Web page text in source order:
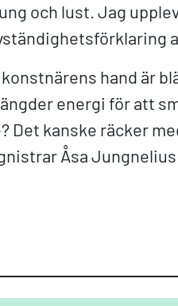
och lust. Jag
hand är
energi för att
Det kanske räcker
Åsa